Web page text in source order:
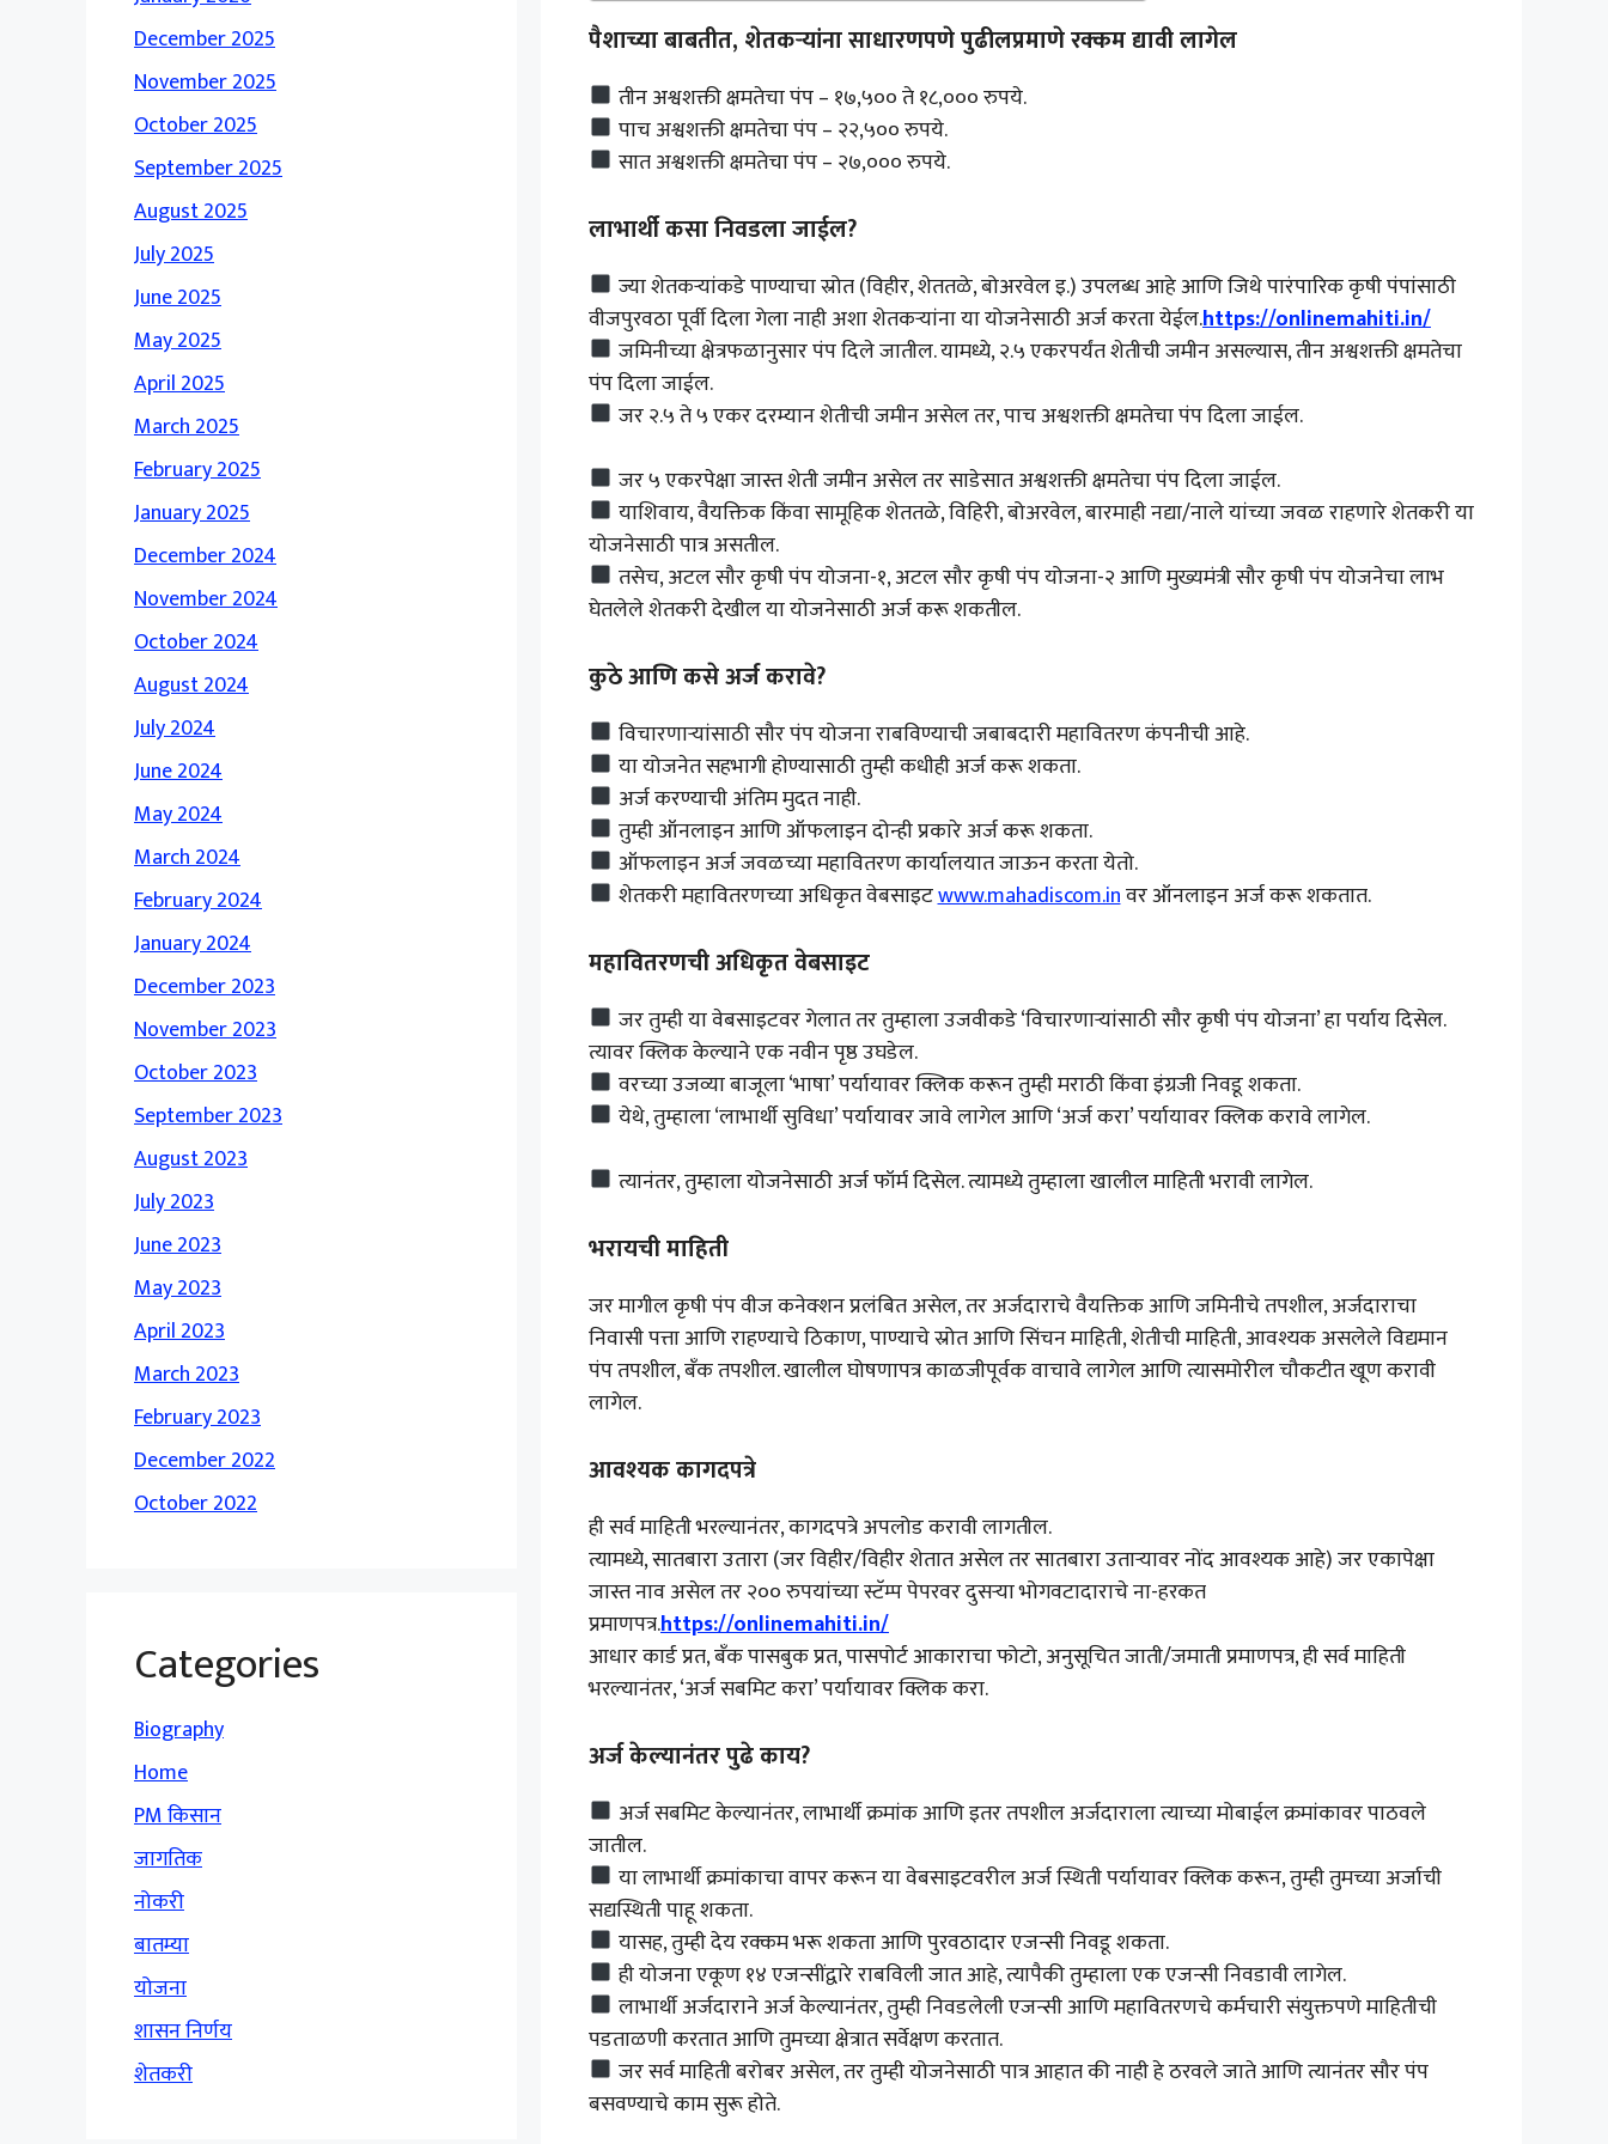
पैशाच्या बाबतीत, शेतकऱ्यांना साधारणपणे पुढीलप्रमाणे रक्कम द्यावी लागेल
तीन अश्वशक्ती क्षमतेचा पंप – १७,५०० ते १८,००० रुपये.
पाच अश्वशक्ती क्षमतेचा पंप – २२,५०० रुपये.
सात अश्वशक्ती क्षमतेचा पंप – २७,००० रुपये.
लाभार्थी कसा निवडला जाईल?
ज्या शेतकऱ्यांकडे पाण्याचा स्रोत (विहीर, शेततळे, बोअरवेल इ.) उपलब्ध आहे आणि जिथे पारंपारिक कृषी पंपांसाठी
वीजपुरवठा पूर्वी दिला गेला नाही अशा शेतकऱ्यांना या योजनेसाठी अर्ज करता येईल.https://onlinemahiti.in/
जमिनीच्या क्षेत्रफळानुसार पंप दिले जातील. यामध्ये, २.५ एकरपर्यंत शेतीची जमीन असल्यास, तीन अश्वशक्ती क्षमतेचा
पंप दिला जाईल.
जर २.५ ते ५ एकर दरम्यान शेतीची जमीन असेल तर, पाच अश्वशक्ती क्षमतेचा पंप दिला जाईल.
जर ५ एकरपेक्षा जास्त शेती जमीन असेल तर साडेसात अश्वशक्ती क्षमतेचा पंप दिला जाईल.
याशिवाय, वैयक्तिक किंवा सामूहिक शेततळे, विहिरी, बोअरवेल, बारमाही नद्या/नाले यांच्या जवळ राहणारे शेतकरी या
योजनेसाठी पात्र असतील.
तसेच, अटल सौर कृषी पंप योजना-१, अटल सौर कृषी पंप योजना-२ आणि मुख्यमंत्री सौर कृषी पंप योजनेचा लाभ
घेतलेले शेतकरी देखील या योजनेसाठी अर्ज करू शकतील.
कुठे आणि कसे अर्ज करावे?
विचारणाऱ्यांसाठी सौर पंप योजना राबविण्याची जबाबदारी महावितरण कंपनीची आहे.
या योजनेत सहभागी होण्यासाठी तुम्ही कधीही अर्ज करू शकता.
अर्ज करण्याची अंतिम मुदत नाही.
तुम्ही ऑनलाइन आणि ऑफलाइन दोन्ही प्रकारे अर्ज करू शकता.
ऑफलाइन अर्ज जवळच्या महावितरण कार्यालयात जाऊन करता येतो.
शेतकरी महावितरणच्या अधिकृत वेबसाइटwww.mahadiscom.inवर ऑनलाइन अर्ज करू शकतात.
महावितरणची अधिकृत वेबसाइट
जर तुम्ही या वेबसाइटवर गेलात तर तुम्हाला उजवीकडे ‘विचारणाऱ्यांसाठी सौर कृषी पंप योजना’ हा पर्याय दिसेल.
त्यावर क्लिक केल्याने एक नवीन पृष्ठ उघडेल.
वरच्या उजव्या बाजूला ‘भाषा’ पर्यायावर क्लिक करून तुम्ही मराठी किंवा इंग्रजी निवडू शकता.
येथे, तुम्हाला ‘लाभार्थी सुविधा’ पर्यायावर जावे लागेल आणि ‘अर्ज करा’ पर्यायावर क्लिक करावे लागेल.
त्यानंतर, तुम्हाला योजनेसाठी अर्ज फॉर्म दिसेल. त्यामध्ये तुम्हाला खालील माहिती भरावी लागेल.
भरायची माहिती
जर मागील कृषी पंप वीज कनेक्शन प्रलंबित असेल, तर अर्जदाराचे वैयक्तिक आणि जमिनीचे तपशील, अर्जदाराचा
निवासी पत्ता आणि राहण्याचे ठिकाण, पाण्याचे स्रोत आणि सिंचन माहिती, शेतीची माहिती, आवश्यक असलेले विद्यमान
पंप तपशील, बँक तपशील. खालील घोषणापत्र काळजीपूर्वक वाचावे लागेल आणि त्यासमोरील चौकटीत खूण करावी
लागेल.
आवश्यक कागदपत्रे
ही सर्व माहिती भरल्यानंतर, कागदपत्रे अपलोड करावी लागतील.
त्यामध्ये, सातबारा उतारा (जर विहीर/विहीर शेतात असेल तर सातबारा उताऱ्यावर नोंद आवश्यक आहे) जर एकापेक्षा
जास्त नाव असेल तर २०० रुपयांच्या स्टॅम्प पेपरवर दुसऱ्या भोगवटादाराचे ना-हरकत
प्रमाणपत्र.https://onlinemahiti.in/
आधार कार्ड प्रत, बँक पासबुक प्रत, पासपोर्ट आकाराचा फोटो, अनुसूचित जाती/जमाती प्रमाणपत्र, ही सर्व माहिती
भरल्यानंतर, ‘अर्ज सबमिट करा’ पर्यायावर क्लिक करा.
अर्ज केल्यानंतर पुढे काय?
अर्ज सबमिट केल्यानंतर, लाभार्थी क्रमांक आणि इतर तपशील अर्जदाराला त्याच्या मोबाईल क्रमांकावर पाठवले
जातील.
या लाभार्थी क्रमांकाचा वापर करून या वेबसाइटवरील अर्ज स्थिती पर्यायावर क्लिक करून, तुम्ही तुमच्या अर्जाची
सद्यस्थिती पाहू शकता.
यासह, तुम्ही देय रक्कम भरू शकता आणि पुरवठादार एजन्सी निवडू शकता.
ही योजना एकूण १४ एजन्सींद्वारे राबविली जात आहे, त्यापैकी तुम्हाला एक एजन्सी निवडावी लागेल.
लाभार्थी अर्जदाराने अर्ज केल्यानंतर, तुम्ही निवडलेली एजन्सी आणि महावितरणचे कर्मचारी संयुक्तपणे माहितीची
पडताळणी करतात आणि तुमच्या क्षेत्रात सर्वेक्षण करतात.
जर सर्व माहिती बरोबर असेल, तर तुम्ही योजनेसाठी पात्र आहात की नाही हे ठरवले जाते आणि त्यानंतर सौर पंप
बसवण्याचे काम सुरू होते.
December 2025
November 2025
October 2025
September 2025
August 2025
July 2025
June 2025
May 2025
April 2025
March 2025
February 2025
January 2025
December 2024
November 2024
October 2024
August 2024
July 2024
June 2024
May 2024
March 2024
February 2024
January 2024
December 2023
November 2023
October 2023
September 2023
August 2023
July 2023
June 2023
May 2023
April 2023
March 2023
February 2023
December 2022
October 2022
Categories
Biography
Home
PM किसान
जागतिक
नोकरी
बातम्या
योजना
शासन निर्णय
शेतकरी